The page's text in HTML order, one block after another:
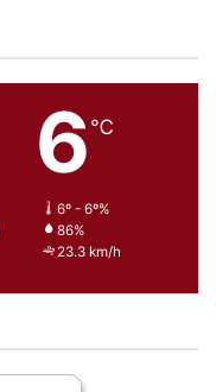
6 ℃
6º - 6º%
86%
23.3 km/h